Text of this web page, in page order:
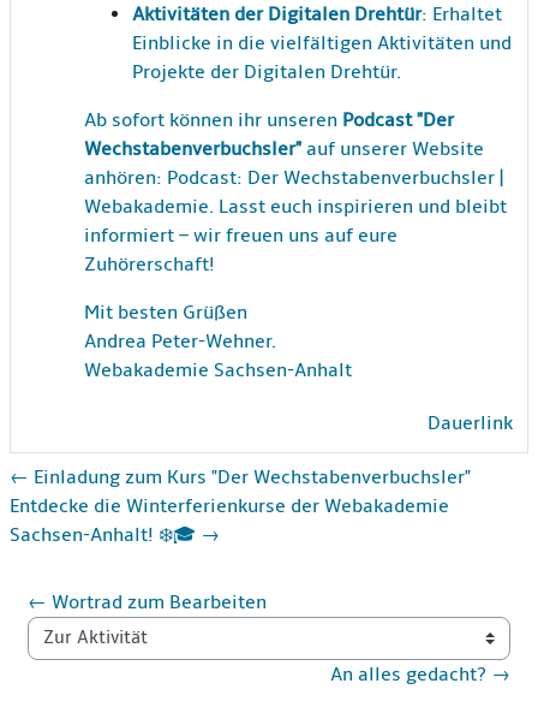
Aktivitäten der Digitalen Drehtür: Erhaltet
Einblicke in die vielfältigen Aktivitäten und
Projekte der Digitalen Drehtür.
Ab sofort können ihr unseren Podcast "Der
Wechstabenverbuchsler"auf unserer Website
anhören: Podcast: Der Wechstabenverbuchsler |
Webakademie. Lasst euch inspirieren und bleibt
informiert – wir freuen uns auf eure
Zuhörerschaft!
Mit besten Grüßen
Andrea Peter-Wehner.
Webakademie Sachsen-Anhalt
Dauerlink
← Einladung zum Kurs "Der Wechstabenverbuchsler"
Entdecke die Winterferienkurse der Webakademie
Sachsen-Anhalt! ❄️🎓 →
← Wortrad zum Bearbeiten
Zur Aktivität
An alles gedacht? →